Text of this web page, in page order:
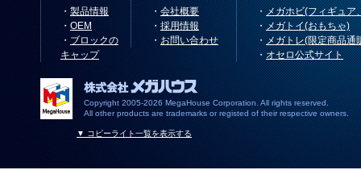
・製品情報
・OEM
・ブロックの
キャップ
・会社概要
・採用情報
・お問い合わせ
・メガホビ(フィギュア
・メガトイ(おもちゃ)
・メガトレ(限定商品通
・オセロ公式サイト
Copyright 2005-2026 MegaHouse Corporation. All rights reserved.
All other products are trademarks or registed of their respective owners.
▼ コピーライト一覧を表示する